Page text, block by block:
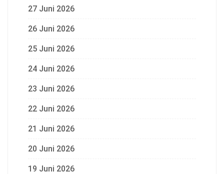
27 Juni 2026
26 Juni 2026
25 Juni 2026
24 Juni 2026
23 Juni 2026
22 Juni 2026
21 Juni 2026
20 Juni 2026
19 Juni 2026